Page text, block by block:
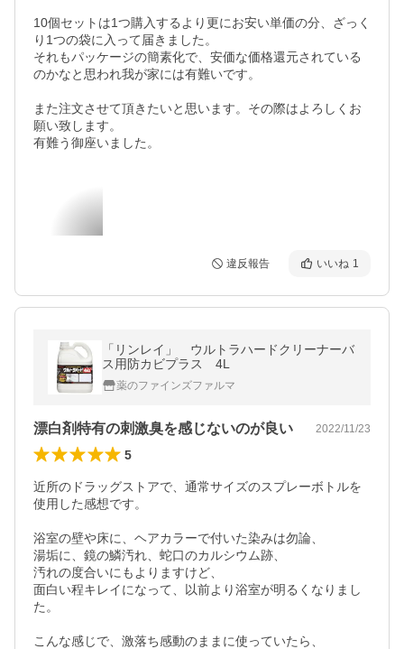
10個セットは1つ購入するより更にお安い単価の分、ざっく
り1つの袋に入って届きました。
それもパッケージの簡素化で、安価な価格還元されている
のかなと思われ我が家には有難いです。
また注文させて頂きたいと思います。その際はよろしくお
願い致します。
有難う御座いました。
違反報告 いいね 1
「リンレイ」 ウルトラハードクリーナーバ
ス用防カビプラス 4L
薬のファインズファルマ
漂白剤特有の刺激臭を感じないのが良い 2022/11/23
5
近所のドラッグストアで、通常サイズのスプレーボトルを
使用した感想です。
浴室の壁や床に、ヘアカラーで付いた染みは勿論、
湯垢に、鏡の鱗汚れ、蛇口のカルシウム跡、
汚れの度合いにもよりますけど、
面白い程キレイになって、以前より浴室が明るくなりまし
た。
こんな感じで、激落ち感動のままに使っていたら、